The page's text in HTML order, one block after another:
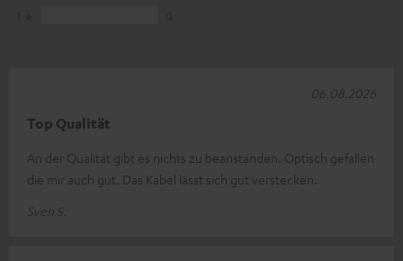
Top Qualität
An der Qualität gibt es nichts zu beanstanden. Optisch gefallen
die mir auch gut. Das Kabel lässt sich gut verstecken.
Sven S.
06.08.2026